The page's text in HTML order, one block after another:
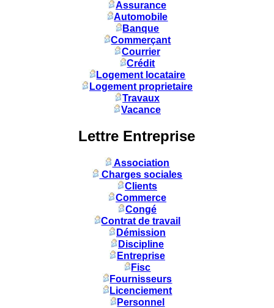
Assurance
Automobile
Banque
Commerçant
Courrier
Crédit
Logement locataire
Logement proprietaire
Travaux
Vacance
Lettre Entreprise
Association
Charges sociales
Clients
Commerce
Congé
Contrat de travail
Démission
Discipline
Entreprise
Fisc
Fournisseurs
Licenciement
Personnel